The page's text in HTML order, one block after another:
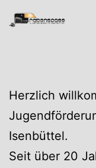
Zum
Inhalt
Herzlich
Isenbüttel.
Seit über 20